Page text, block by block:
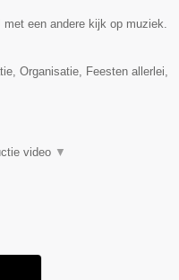
een andere kijk op muziek.
Organisatie, Feesten allerlei,
video ▼